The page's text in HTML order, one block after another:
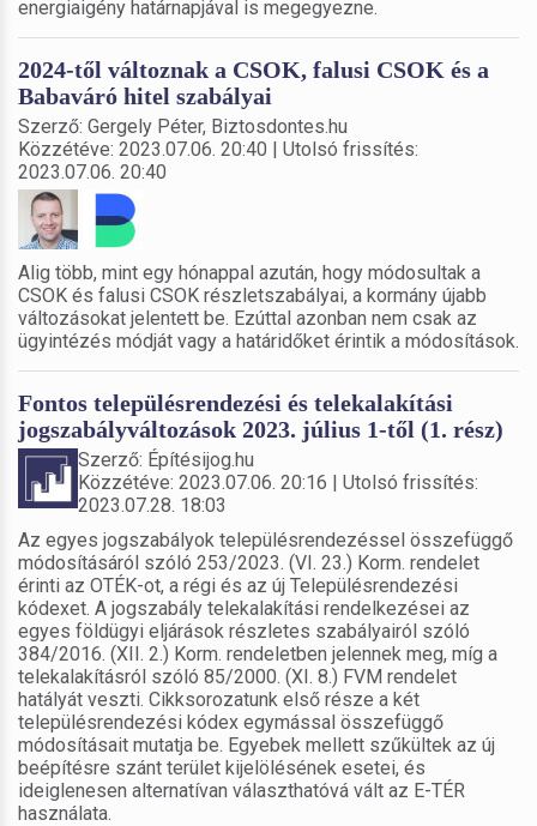
energiaigény határnapjával is megegyezne.
2024-től változnak a CSOK, falusi CSOK és a
Babaváró hitel szabályai
Szerző: Gergely Péter, Biztosdontes.hu
Közzétéve: 2023.07.06. 20:40 | Utolsó frissítés:
2023.07.06. 20:40
Alig több, mint egy hónappal azután, hogy módosultak a
CSOK és falusi CSOK részletszabályai, a kormány újabb
változásokat jelentett be. Ezúttal azonban nem csak az
ügyintézés módját vagy a határidőket érintik a módosítások.
Fontos településrendezési és telekalakítási
jogszabályváltozások 2023. július 1-től (1. rész)
Szerző: Építésijog.hu
Közzétéve: 2023.07.06. 20:16 | Utolsó frissítés:
2023.07.28. 18:03
Az egyes jogszabályok településrendezéssel összefüggő
módosításáról szóló 253/2023. (VI. 23.) Korm. rendelet
érinti az OTÉK-ot, a régi és az új Településrendezési
kódexet. A jogszabály telekalakítási rendelkezései az
egyes földügyi eljárások részletes szabályairól szóló
384/2016. (XII. 2.) Korm. rendeletben jelennek meg, míg a
telekalakításról szóló 85/2000. (XI. 8.) FVM rendelet
hatályát veszti. Cikksorozatunk első része a két
településrendezési kódex egymással összefüggő
módosításait mutatja be. Egyebek mellett szűkültek az új
beépítésre szánt terület kijelölésének esetei, és
ideiglenesen alternatívan választhatóvá vált az E-TÉR
használata.